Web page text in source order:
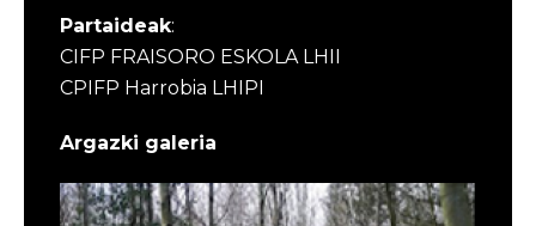
Partaideak:
CIFP FRAISORO ESKOLA LHII
CPIFP Harrobia LHIPI
Argazki galeria